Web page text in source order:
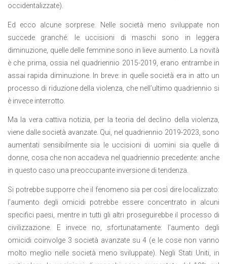
occidentalizzate).
Ed ecco alcune sorprese. Nelle società meno sviluppate non
succede granché: le uccisioni di maschi sono in leggera
diminuzione, quelle delle femmine sono in lieve aumento. La novità
è che prima, ossia nel quadriennio 2015-2019, erano entrambe in
assai rapida diminuzione. In breve: in quelle società era in atto un
processo di riduzione della violenza, che nell’ultimo quadriennio si
è invece interrotto.
Ma la vera cattiva notizia, per la teoria del declino della violenza,
viene dalle società avanzate. Qui, nel quadriennio 2019-2023, sono
aumentati sensibilmente sia le uccisioni di uomini sia quelle di
donne, cosa che non accadeva nel quadriennio precedente: anche
in questo caso una preoccupante inversione di tendenza.
Si potrebbe supporre che il fenomeno sia per così dire localizzato:
l’aumento degli omicidi potrebbe essere concentrato in alcuni
specifici paesi, mentre in tutti gli altri proseguirebbe il processo di
civilizzazione. E invece no, sfortunatamente: l’aumento degli
omicidi coinvolge 3 società avanzate su 4 (e le cose non vanno
molto meglio nelle società meno sviluppate). Negli Stati Uniti, in